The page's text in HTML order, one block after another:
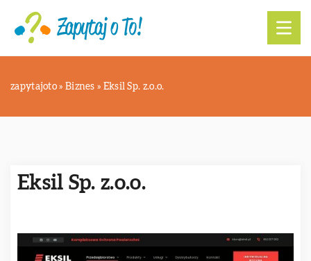
zapytajoto » Biznes » Eksil Sp. z.o.o.
Eksil Sp. z.o.o.